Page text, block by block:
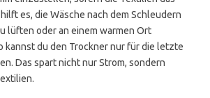
es, die Wäsche nach dem Schleudern
lüften oder an einem warmen Ort
kannst du den Trockner nur für die letzte
Das spart nicht nur Strom, sondern